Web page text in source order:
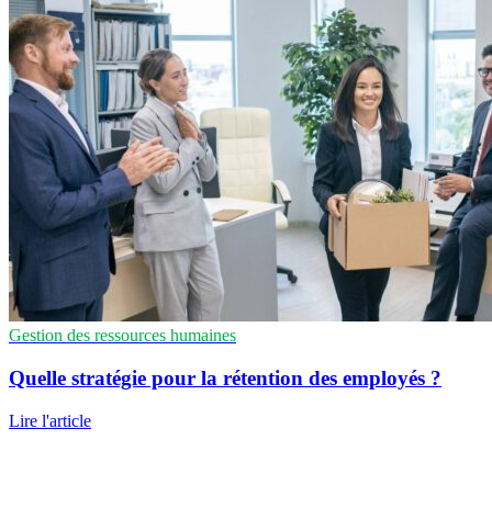
Gestion des ressources humaines
Quelle stratégie pour la rétention des employés ?
Lire l'article